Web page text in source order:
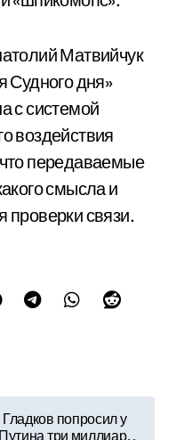
Матвийчук
Судного дня»
с системой
воздействия
передаваемые
смысла и
проверки связи.
Гладков попросил у
Путина три миллиар